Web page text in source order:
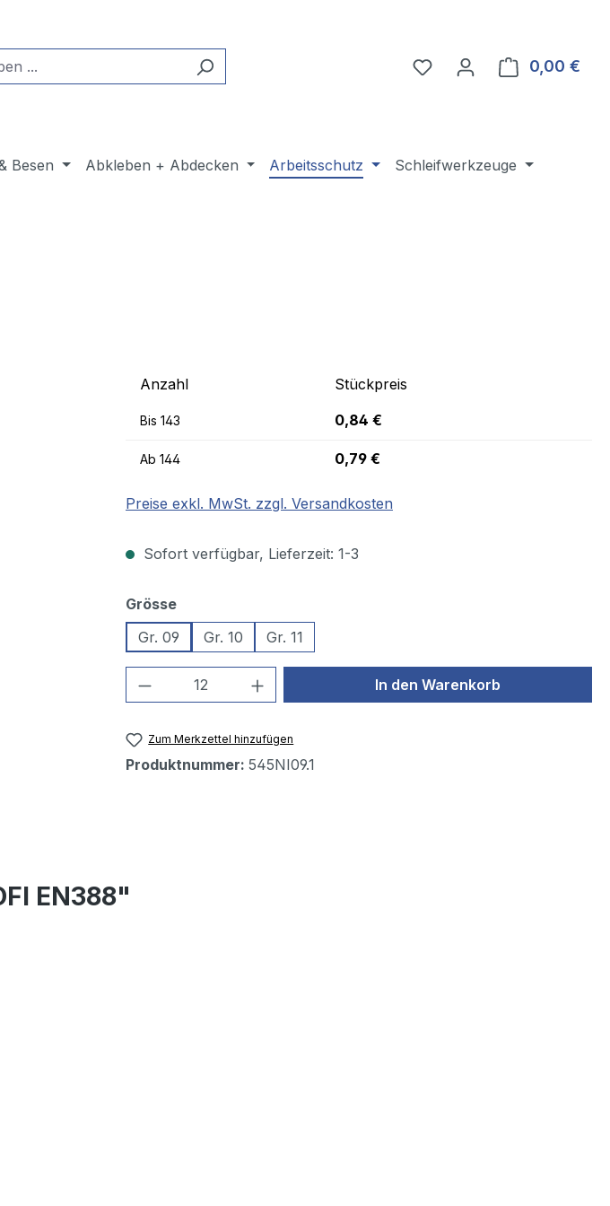
Du hast 0 Produkte auf
0,00 €
Besen Abkleben + Abdecken Arbeitsschutz
Schleifwerkzeuge
Anzahl Stückpreis
Bis 143 0,84 €
Ab 144 0,79 €
Preise exkl. MwSt. zzgl. Versandkosten
Sofort verfügbar, Lieferzeit: 1-3
Grösseauswählen
Gr. 09
Gr. 10 Gr. 11
Produkt Anzahl: Gib den gewünschten Wert
In den Warenkorb
Zum Merkzettel hinzufügen
Produktnummer: 545NI09.1
EN388"